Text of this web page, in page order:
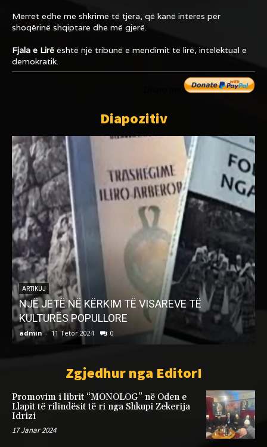
Merret edhe me shkrime të tjera, që kanë interes për
shoqërinë shqiptare dhe më gjerë.
Fjala e Lirë është një tribunë e mendimit të lirë, intelektual e
demokratik.
Diapozitiv
ARTIKUJ
Të gjithë jemi të “mirë”, por të mirat po na
mungojnë!
admin - 15 Janar 2023 0
Zgjedhur nga EditorI
Promovim i librit “MONOLOG” në Oden e
Llapit të rilindësit të ri nga Shkupi Zekerija
Idrizi
17 Janar 2024